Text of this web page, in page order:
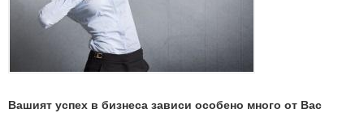
Вашият успех в бизнеса зависи особено много от Вас